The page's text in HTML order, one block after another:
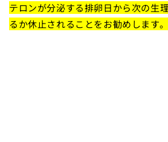
テロンが分泌する排卵日から次の生
るか休止されることをお勧めします。